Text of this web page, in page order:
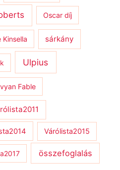
Oscar díj
Kinsella sárkány
Ulpius
Fable
Várólista2015
összefoglalás